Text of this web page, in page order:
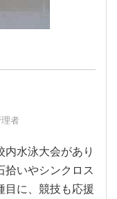
者
水泳大会があり
拾いやシンクロス
目に、競技も応援